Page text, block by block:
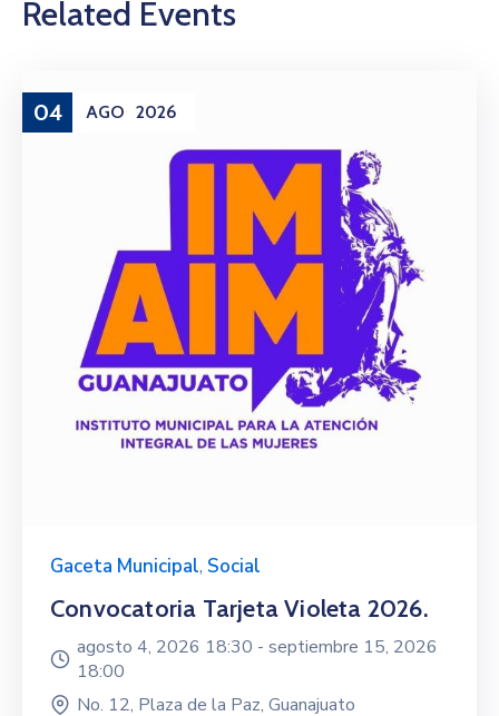
Related Events
04 AGO 2026
Gaceta Municipal, Social
Convocatoria Tarjeta Violeta 2026.
agosto 4, 2026 18:30 - septiembre 15, 2026
18:00
No. 12, Plaza de la Paz, Guanajuato